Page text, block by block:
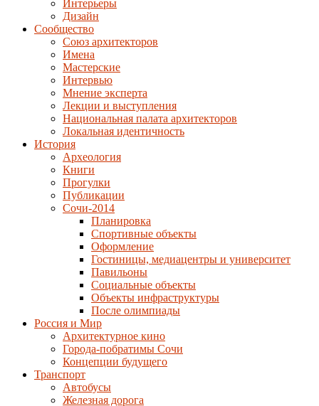
Интерьеры
Дизайн
Сообщество
Союз архитекторов
Имена
Мастерские
Интервью
Мнение эксперта
Лекции и выступления
Национальная палата архитекторов
Локальная идентичность
История
Археология
Книги
Прогулки
Публикации
Сочи-2014
Планировка
Спортивные объекты
Оформление
Гостиницы, медиацентры и университет
Павильоны
Социальные объекты
Объекты инфраструктуры
После олимпиады
Россия и Мир
Архитектурное кино
Города-побратимы Сочи
Концепции будущего
Транспорт
Автобусы
Железная дорога